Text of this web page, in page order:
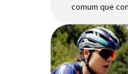
comum que
recebam mais
existe uma
pequena que
papel